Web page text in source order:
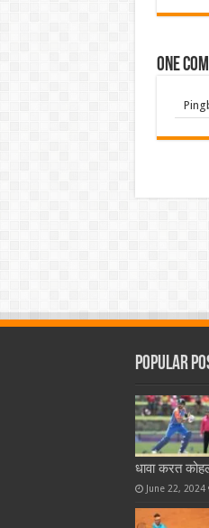
One
Popular
धावा करत
June 22, 2024